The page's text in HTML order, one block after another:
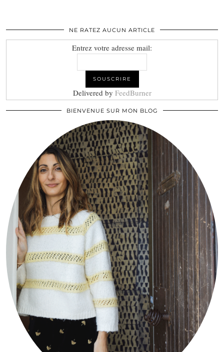
NE RATEZ AUCUN ARTICLE
Entrez votre adresse mail:
Delivered by FeedBurner
BIENVENUE SUR MON BLOG